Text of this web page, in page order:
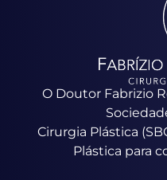
O Doutor Fabrizio
Cirurgia Plástica
Plástica para